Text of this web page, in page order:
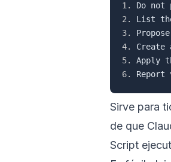
1.
2.
3.
4.
5.
6.
Sirve para
de que
Script